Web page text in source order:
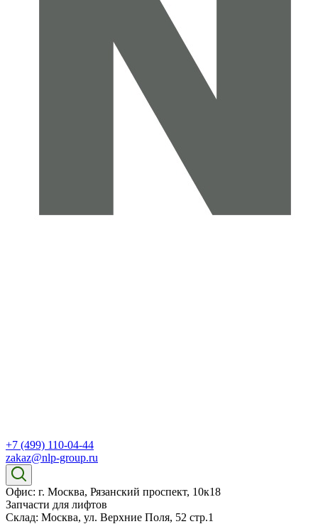
+7 (499) 110-04-44
zakaz@nlp-group.ru
Офис: г. Москва, Рязанский проспект, 10к18
Запчасти для лифтов
Склад: Москва, ул. Верхние Поля, 52 стр.1